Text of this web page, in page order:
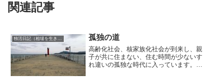
関連記事
孤独の道
高齢化社会、核家族化社会が到来し、親
子が共に住まない、住む時間が少ないす
れ違いの孤独な時代に入っています。そ